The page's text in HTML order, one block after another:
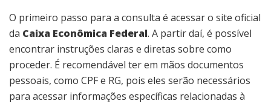
O primeiro passo para a consulta é acessar o site oficial
da Caixa Econômica Federal. A partir daí, é possível
encontrar instruções claras e diretas sobre como
proceder. É recomendável ter em mãos documentos
pessoais, como CPF e RG, pois eles serão necessários
para acessar informações específicas relacionadas à